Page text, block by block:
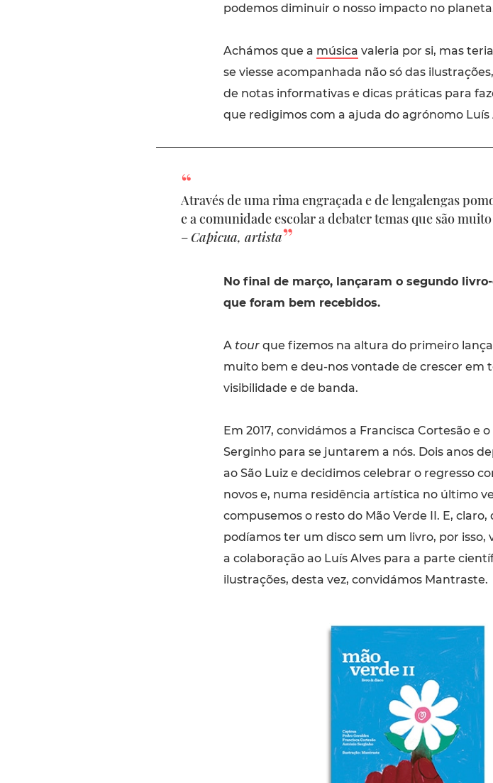
podemos diminuir o nosso impacto no
Achámos que a música valeria por si, mas
se viesse acompanhada não só das
de notas informativas e dicas práticas para
que redigimos com a ajuda do agrónomo Luís
Através de uma rima engraçada e de lengalengas
e a comunidade escolar a debater temas que são
–Capicua, artista
No final de março, lançaram o segundo
que foram bem recebidos.
A tourque fizemos na altura do primeiro
muito bem e deu-nos vontade de crescer em
visibilidade e de banda.
Em 2017, convidámos a Francisca Cortesão e
Serginho para se juntarem a nós. Dois anos
ao São Luiz e decidimos celebrar o regresso
novos e, numa residência artística no último
compusemos o resto do Mão Verde II. E, claro,
podíamos ter um disco sem um livro, por isso,
a colaboração ao Luís Alves para a parte
ilustrações, desta vez, convidámos Mantraste.